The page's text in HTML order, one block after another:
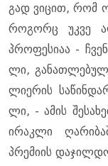
გად ვი­ცით, რომ
რო­გორც უკვე
პრო­ფე­სი­აა -
ლი,
ლი­ე­რის
ლი, - ამის
ირაკ­ლი
პრე­მი­ის